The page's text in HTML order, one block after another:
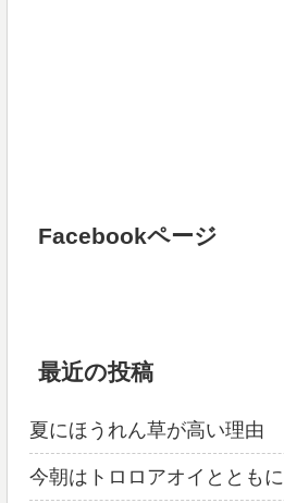
Facebookページ
最近の投稿
夏にほうれん草が高い理由
今朝はトロロアオイとともに